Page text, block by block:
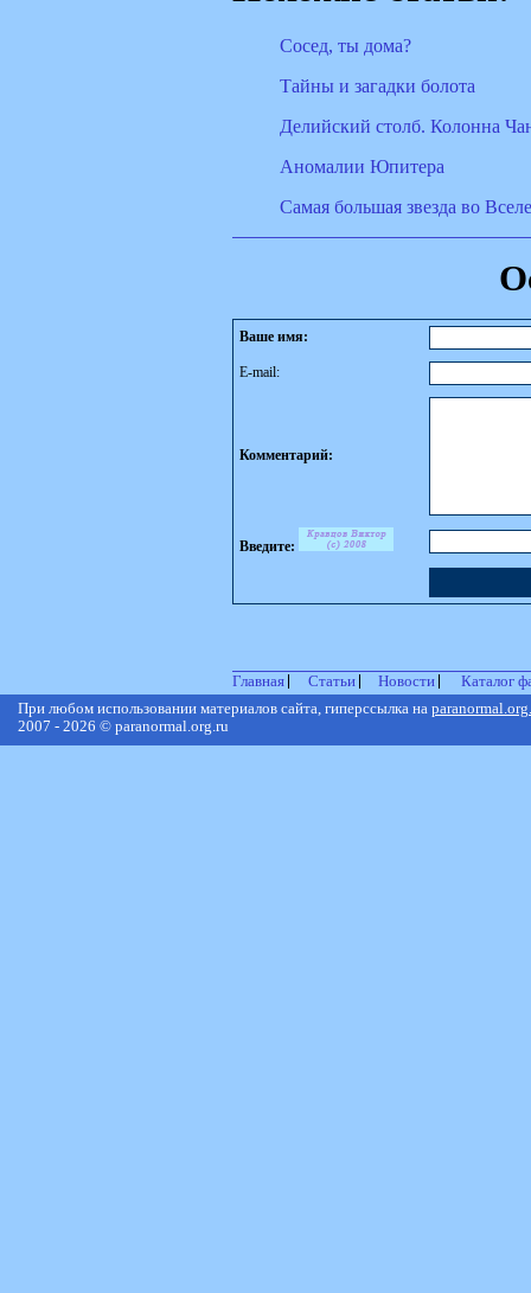
Сосед, ты дома?
Тайны и загадки болота
Делийский столб. Колонна
Аномалии Юпитера
Самая большая звезда во
Ваше имя:
E-mail:
Комментарий:
Введите:
Главная Статьи Новости
Каталог
При любом использовании материалов сайта, гиперссылка на
2007 - 2026 © paranormal.org.ru